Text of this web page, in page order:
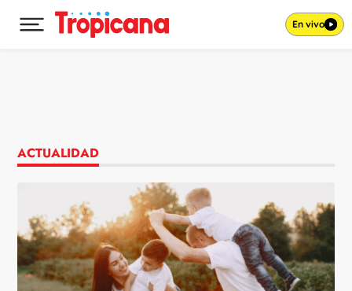
Desplegar menú principal En vivo
ACTUALIDAD